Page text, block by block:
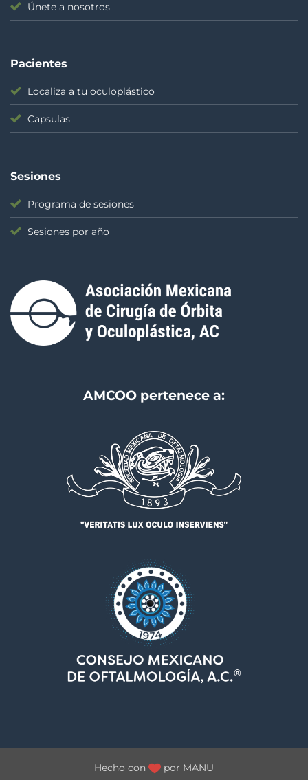
Únete a nosotros
Pacientes
Localiza a tu oculoplástico
Capsulas
Sesiones
Programa de sesiones
Sesiones por año
AMCOO pertenece a:
Hecho con por MANU